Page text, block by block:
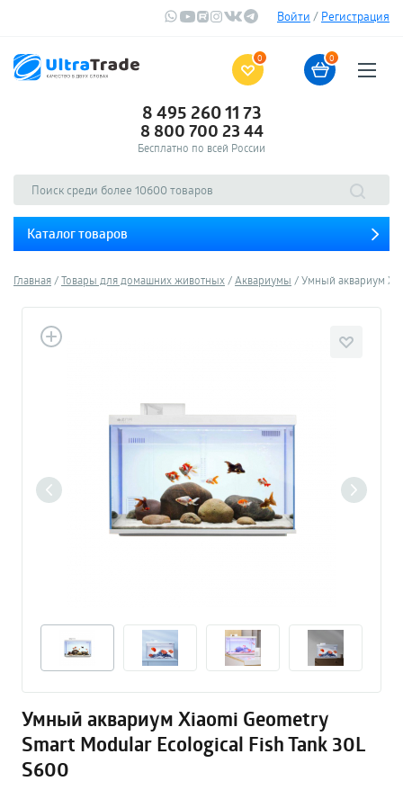
Войти / Регистрация
0 0
8 495 260 11 73
8 800 700 23 44
Бесплатно по всей России
Каталог товаров
Главная Товары для домашних животных Аквариумы Умный аквариум
Умный аквариум Xiaomi Geometry
Smart Modular Ecological Fish Tank 30L
S600